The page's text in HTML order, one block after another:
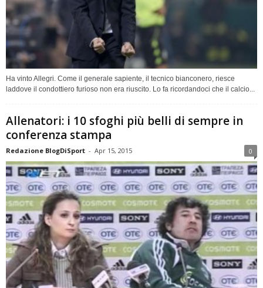
Ha vinto Allegri. Come il generale sapiente, il tecnico bianconero, riesce
laddove il condottiero furioso non era riuscito. Lo fa ricordandoci che il calcio...
Allenatori: i 10 sfoghi più belli di sempre in
conferenza stampa
Redazione BlogDiSport - Apr 15, 2015 0